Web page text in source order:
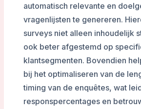
automatisch relevante en
vragenlijsten te genereren.
surveys niet alleen inhoudelijk
ook beter afgestemd op
klantsegmenten. Bovendien
bij het optimaliseren van de
timing van de enquêtes, wat
responspercentages en